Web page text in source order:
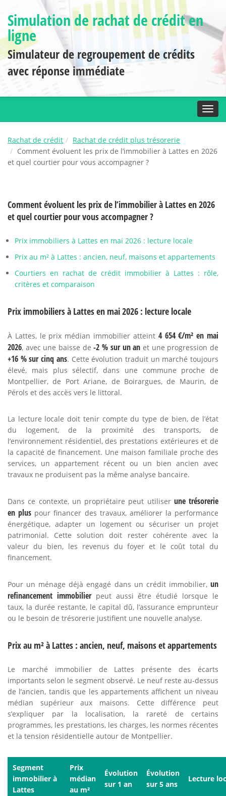
Simulation de rachat de crédit en
ligne
Simulateur de regroupement de crédits
avec réponse immédiate
Rachat de crédit
Rachat de crédit plus trésorerie
Comment évoluent les prix de l’immobilier à Lattes en 2026
et quel courtier pour vous accompagner ?
Comment évoluent les prix de l’immobilier à Lattes en 2026
et quel courtier pour vous accompagner ?
Prix immobiliers à Lattes en mai 2026 : lecture locale
Prix au m² à Lattes : ancien, neuf, maisons et appartements
Courtiers en rachat de crédit immobilier à Lattes : rôle,
critères et comparaison
Prix immobiliers à Lattes en mai 2026 : lecture locale
À Lattes, le prix médian immobilier atteint 4 654 €/m² en mai
2026, avec une baisse de-2 % sur un an et une progression de
+16 % sur cinq ans. Cette évolution traduit un marché toujours
élevé, mais plus sélectif, dans une commune proche de
Montpellier, de Port Ariane, de Boirargues, de Maurin, de
Pérols et des accès vers le littoral.
La lecture locale doit tenir compte du type de bien, de l’état
du logement, de la proximité des transports, de
l’environnement résidentiel, des prestations extérieures et de
la capacité de financement. Une maison familiale proche des
services, un appartement récent ou un bien ancien avec
travaux ne produisent pas la même analyse bancaire.
Dans ce contexte, un propriétaire peut utiliser une trésorerie
en plus pour financer des travaux, améliorer la performance
énergétique, adapter un logement ou sécuriser un projet
patrimonial. Cette solution doit rester cohérente avec la
valeur du bien, les revenus du foyer et le coût total du
financement.
Pour un ménage déjà engagé dans un crédit immobilier, un
refinancement immobilierpeut aussi être étudié lorsque le
taux, la durée restante, le capital dû, l’assurance emprunteur
ou le besoin de trésorerie justifient une nouvelle analyse.
Prix au m² à Lattes : ancien, neuf, maisons et appartements
Le marché immobilier de Lattes présente des écarts
importants selon le segment observé. Le neuf reste au-dessus
de l’ancien, tandis que les appartements affichent un niveau
médian supérieur aux maisons. Cette différence peut
s’expliquer par la localisation, la rareté de certains
programmes, les prestations, les charges, les normes récentes
et la tension résidentielle autour de Montpellier.
Segment
immobilier à
Lattes
Prix
médian
au m²
Évolution
sur 1 an
Évolution
sur 5 ans
Lecture